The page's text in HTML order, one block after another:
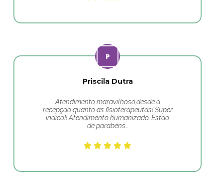
Priscila Dutra
Atendimento maravilhoso,desde a
recepção quanto as fisioterapeutas! Super
indico!! Atendimento humanizado. Estão
de parabéns…